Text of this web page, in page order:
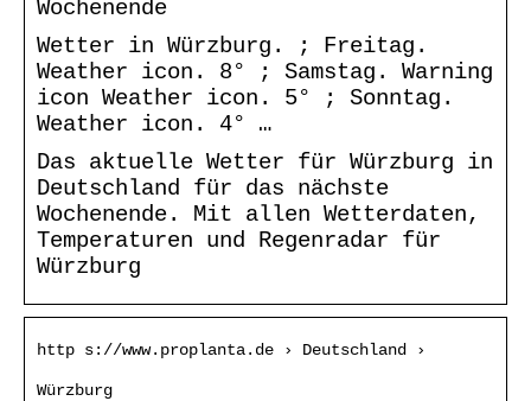
Wochenende
Wetter in Würzburg. ; Freitag.
Weather icon. 8° ; Samstag. Warning
icon Weather icon. 5° ; Sonntag.
Weather icon. 4° …
Das aktuelle Wetter für Würzburg in
Deutschland für das nächste
Wochenende. Mit allen Wetterdaten,
Temperaturen und Regenradar für
Würzburg
http s://www.proplanta.de › Deutschland ›
Würzburg